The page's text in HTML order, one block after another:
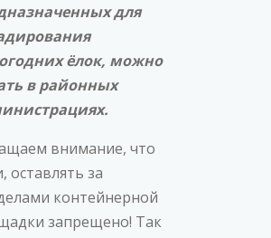
для
ёлок, можно
в районных
внимание, что
оставлять за
контейнерной
запрещено! Так